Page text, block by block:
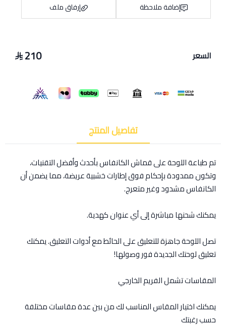
إضافة ملاحظة
إرفاق ملف
السعر 210
تفاصيل المنتج
تم طباعة اللوحة على قماش الكانفاس بأحدث وأفضل التقنيات،
وتكون ممدودة بإحكام فوق إطارات خشبية عريضة، مما يضمن أن
الكانفاس مشدود وغير متعرج.
يمكنك شحنها مباشرة إلى أي عنوان كهدية.
تصل اللوحة جاهزة للتعليق على الحائط مع أدوات التعليق. يمكنك
تعليق لوحتك الجديدة فور وصولها!
المقاسات تشمل الفريم الخارجي
يمكنك اختيار المقاس المناسب لك من بين عدة مقاسات مختلفة
حسب رغبتك